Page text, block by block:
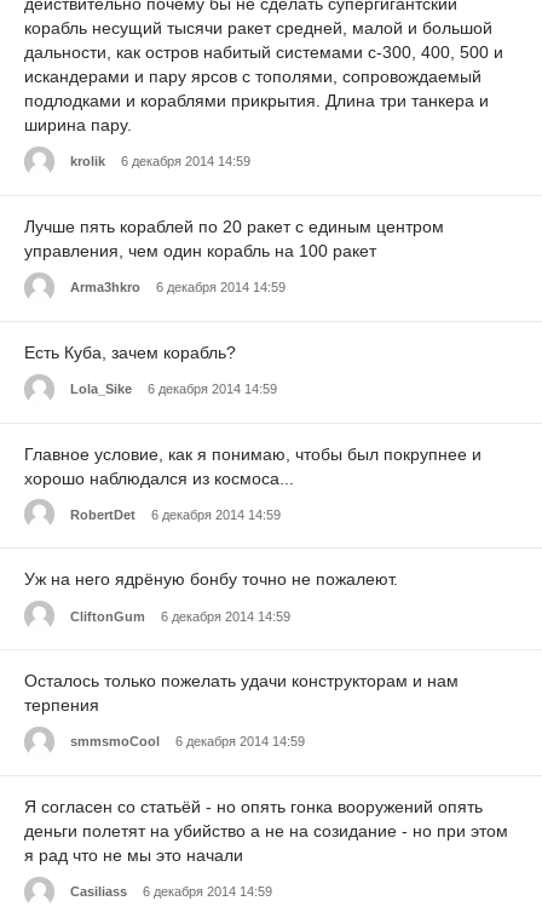
корабль несущий тысячи ракет средней, малой и большой
дальности, как остров набитый системами с-300, 400, 500 и
искандерами и пару ярсов с тополями, сопровождаемый
подлодками и кораблями прикрытия. Длина три танкера и
ширина пару.
krolik 6 декабря 2014 14:59
Лучше пять кораблей по 20 ракет с единым центром
управления, чем один корабль на 100 ракет
Arma3hkro 6 декабря 2014 14:59
Есть Куба, зачем корабль?
Lola_Sike 6 декабря 2014 14:59
Главное условие, как я понимаю, чтобы был покрупнее и
хорошо наблюдался из космоса...
RobertDet 6 декабря 2014 14:59
Уж на него ядрёную бонбу точно не пожалеют.
CliftonGum 6 декабря 2014 14:59
Осталось только пожелать удачи конструкторам и нам
терпения
smmsmoCool 6 декабря 2014 14:59
Я согласен со статьёй - но опять гонка вооружений опять
деньги полетят на убийство а не на созидание - но при этом
я рад что не мы это начали
Casiliass 6 декабря 2014 14:59